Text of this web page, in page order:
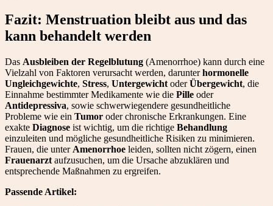
Fazit: Menstruation bleibt aus und das
kann behandelt werden
Das Ausbleiben der Regelblutung (Amenorrhoe) kann durch eine
Vielzahl von Faktoren verursacht werden, darunterhormonelle
Ungleichgewichte, Stress, Untergewicht oderÜbergewicht, die
Einnahme bestimmter Medikamente wie die Pille oder
Antidepressiva, sowie schwerwiegendere gesundheitliche
Probleme wie ein Tumor oder chronische Erkrankungen. Eine
exakte Diagnose ist wichtig, um die richtige Behandlung
einzuleiten und mögliche gesundheitliche Risiken zu minimieren.
Frauen, die unter Amenorrhoe leiden, sollten nicht zögern, einen
Frauenarzt aufzusuchen, um die Ursache abzuklären und
entsprechende Maßnahmen zu ergreifen.
Passende Artikel: